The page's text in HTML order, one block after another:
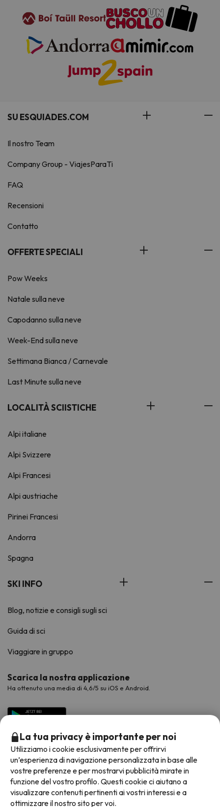
SU ESQUIADES.COM
Il nostro Team
Company Group - ViajesParaTi
FAQ
Recensioni
Contatto
OFFERTE SPECIALI
Pow Weeks
Natale sulla neve
Capodanno sulla neve
Week-End sulla neve
Settimana Bianca / Carnevale
Last Minute sulla neve
LOCALITÀ SCIISTICHE
Alpi italiane
Alpi Svizzere
Alpi Francesi
Alpi austriache
Pirinei Francesi
Andorra
Spagna
SKI INFO
Blog, notizie e consigli sugli sci
Guida di sci
Viaggiare in gruppo
Scarica la nostra applicazione
Ha ottenuto una media di 4,6/5 su iOS e Android.
Metodi di pagamento disponibili
La tua privacy è importante per noi
Utilizziamo i cookie esclusivamente per offrirvi
un’esperienza di navigazione personalizzata in base alle
vostre preferenze e per mostrarvi pubblicità mirate in
funzione del vostro profilo. Questi cookie ci aiutano a
visualizzare contenuti pertinenti ai vostri interessi e a
ottimizzare il nostro sito per voi.